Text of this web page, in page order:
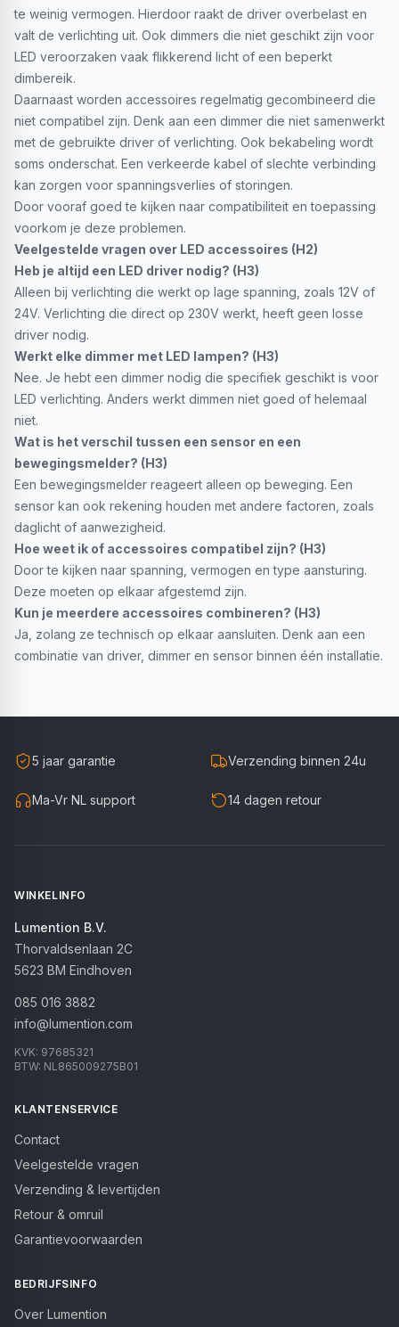
te weinig vermogen. Hierdoor raakt de driver overbelast en
valt de verlichting uit. Ook dimmers die niet geschikt zijn voor
LED veroorzaken vaak flikkerend licht of een beperkt
dimbereik.
Daarnaast worden accessoires regelmatig gecombineerd die
niet compatibel zijn. Denk aan een dimmer die niet samenwerkt
met de gebruikte driver of verlichting. Ook bekabeling wordt
soms onderschat. Een verkeerde kabel of slechte verbinding
kan zorgen voor spanningsverlies of storingen.
Door vooraf goed te kijken naar compatibiliteit en toepassing
voorkom je deze problemen.
Veelgestelde vragen over LED accessoires (H2)
Heb je altijd een LED driver nodig? (H3)
Alleen bij verlichting die werkt op lage spanning, zoals 12V of
24V. Verlichting die direct op 230V werkt, heeft geen losse
driver nodig.
Werkt elke dimmer met LED lampen? (H3)
Nee. Je hebt een dimmer nodig die specifiek geschikt is voor
LED verlichting. Anders werkt dimmen niet goed of helemaal
niet.
Wat is het verschil tussen een sensor en een
bewegingsmelder? (H3)
Een bewegingsmelder reageert alleen op beweging. Een
sensor kan ook rekening houden met andere factoren, zoals
daglicht of aanwezigheid.
Hoe weet ik of accessoires compatibel zijn? (H3)
Door te kijken naar spanning, vermogen en type aansturing.
Deze moeten op elkaar afgestemd zijn.
Kun je meerdere accessoires combineren? (H3)
Ja, zolang ze technisch op elkaar aansluiten. Denk aan een
combinatie van driver, dimmer en sensor binnen één installatie.
5 jaar garantie Verzending binnen 24u
Ma-Vr NL support 14 dagen retour
WINKELINFO
Lumention B.V.
Thorvaldsenlaan 2C
5623 BM Eindhoven
085 016 3882
info@lumention.com
KVK: 97685321
BTW: NL865009275B01
KLANTENSERVICE
Contact
Veelgestelde vragen
Verzending & levertijden
Retour & omruil
Garantievoorwaarden
BEDRIJFSINFO
Over Lumention